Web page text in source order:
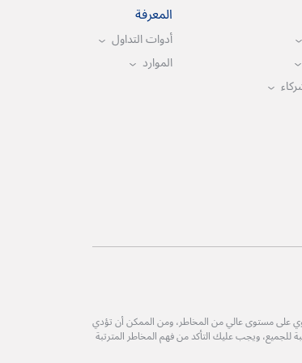
المعرفة
أدوات التداول
الموارد
على مستوى عالي من المخاطر، ومن الممكن أن تؤدي
للجميع، ويجب عليك التأكد من فهم المخاطر المترتبة